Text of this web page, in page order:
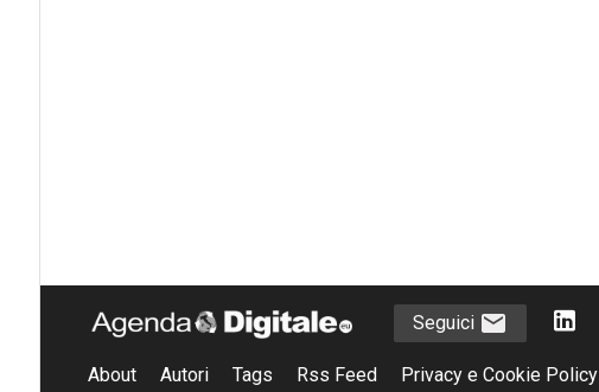
Seguici
About Autori Tags Rss Feed Privacy e Cookie Policy